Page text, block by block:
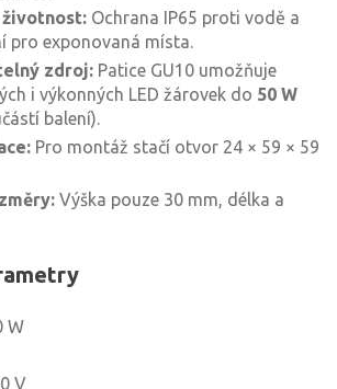
životnost: Ochrana IP65 proti vodě a
pro exponovaná místa.
zdroj: Patice GU10 umožňuje
i výkonných LED žárovek do 50 W
balení).
Pro montáž stačí otvor 24 × 59 × 59
Výška pouze 30 mm, délka a
W
V